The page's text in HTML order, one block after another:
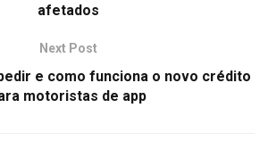
afetados
Next Post
e como funciona o novo crédito
motoristas de app